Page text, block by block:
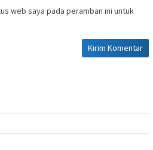
web saya pada peramban ini untuk